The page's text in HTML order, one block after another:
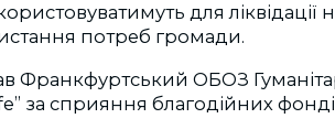
для ліквідації
потреб громади.
Франкфуртський ОБОЗ
за сприяння благодійних